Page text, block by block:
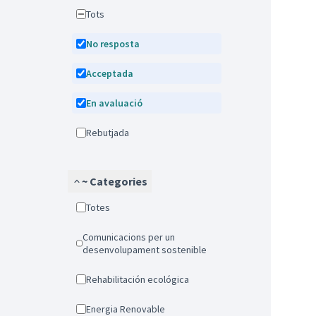
Tots
No resposta
Acceptada
En avaluació
Rebutjada
~ Categories
Totes
Comunicacions per un
desenvolupament sostenible
Rehabilitación ecológica
Energia Renovable